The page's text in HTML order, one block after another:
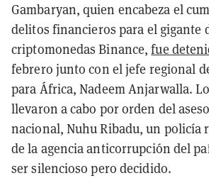
Gambaryan, quien encabeza el
delitos financieros para el gigante
criptomonedas Binance,fue
febrero junto con el jefe regional
para África, Nadeem Anjarwalla.
llevaron a cabo por orden del
nacional, Nuhu Ribadu, un policía
de la agencia anticorrupción del
ser silencioso pero decidido.